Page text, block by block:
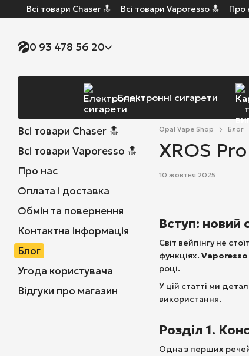
Перейти до основного контенту
Всі товари Chaser 🔝 Всі товари Vaporesso 🔝 Про
0 93 478 56 20
Електронні сигарети
Opal Vape Shop Блог
XROS
10 жовтня 2025
Вступ: новий
Світ вейпінгу не
функціях. Vaporesso
році.
У цій статті ми
використання.
Розділ 1.
Одна з перших
Всі товари Chaser 🔝
Всі товари Vaporesso 🔝
Про нас
Оплата і доставка
Обмін та повернення
Контактна інформація
Блог
Угода користувача
Відгуки про магазин